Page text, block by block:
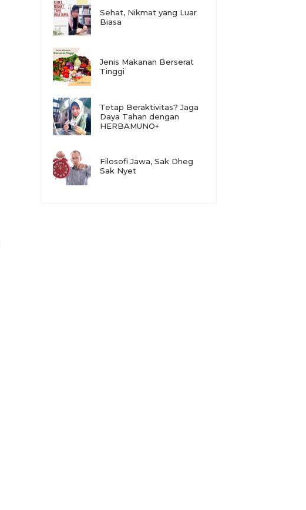
Sehat, Nikmat yang Luar
Biasa
Jenis Makanan Berserat
Tinggi
Tetap Beraktivitas? Jaga
Daya Tahan dengan
HERBAMUNO+
Filosofi Jawa, Sak Dheg
Sak Nyet